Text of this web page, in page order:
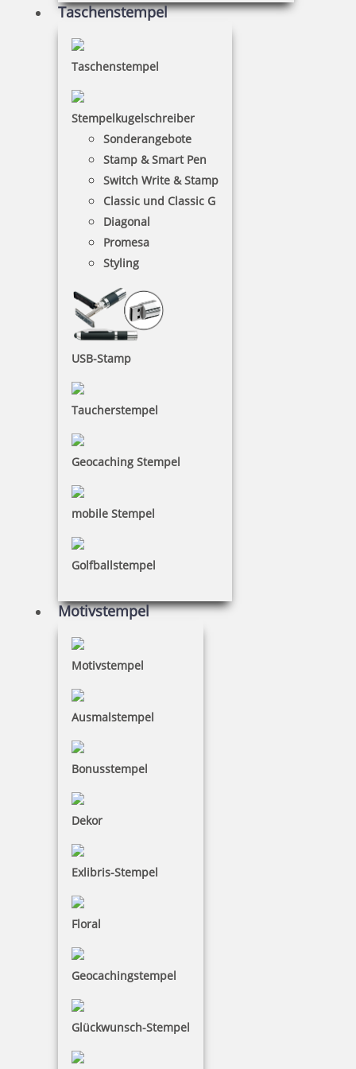
Taschenstempel
Taschenstempel
Stempelkugelschreiber
Sonderangebote
Stamp & Smart Pen
Switch Write & Stamp
Classic und Classic G
Diagonal
Promesa
Styling
USB-Stamp
Taucherstempel
Geocaching Stempel
mobile Stempel
Golfballstempel
Motivstempel
Motivstempel
Ausmalstempel
Bonusstempel
Dekor
Exlibris-Stempel
Floral
Geocachingstempel
Glückwunsch-Stempel